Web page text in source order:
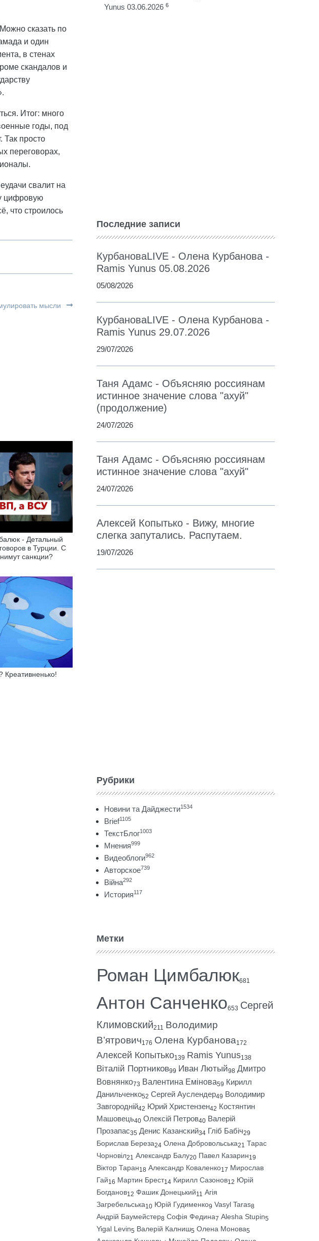
сказать по
и один
в стенах
скандалов и
Итог: много
годы, под
Так просто
переговорах,
свалит на
цифровую
что строилось
мысли
- Детальный
в Турции. С
санкции?
Креативненько!
Yunus 03.06.2026 6
Последние записи
КурбановаLIVE - Олена Курбанова -
Ramis Yunus 05.08.2026
05/08/2026
КурбановаLIVE - Олена Курбанова -
Ramis Yunus 29.07.2026
29/07/2026
Таня Адамс - Объясняю россиянам
истинное значение слова "ахуй"
(продолжение)
24/07/2026
Таня Адамс - Объясняю россиянам
истинное значение слова "ахуй"
24/07/2026
Алексей Копытько - Вижу, многие
слегка запутались. Распутаем.
19/07/2026
Рубрики
Новини та Дайджести1534
Brief1105
ТекстБлог1003
Мнения999
Видеоблоги962
Авторское739
Війна292
История117
Метки
Роман Цимбалюк681
Антон Санченко653 Сергей
Климовский211 Володимир
В’ятрович176 Олена Курбанова172
Алексей Копытько139 Ramis Yunus138
Віталій Портников99 Иван Лютый98 Дмитро
Вовнянко73 Валентина Емінова59 Кирилл
Данильченко52 Сергей Ауслендер49 Володимир
Завгородній42 Юрий Христензен42 Костянтин
Машовець40 Олексій Петров40 Валерій
Прозапас35 Денис Казанский34 Гліб Бабіч29
Борислав Береза24 Олена Добровольська21 Тарас
Чорновіл21 Александр Балу20 Павел Казарин19
Віктор Таран18 Александр Коваленко17 Мирослав
Гай16 Мартин Брест14 Кирилл Сазонов12 Юрій
Богданов12 Фашик Донецький11 Агія
Загребельська10 Юрій Гудименко9 Vasyl Taras8
Андрій Баумейстер8 Софія Федина7 Alesha Stupin5
Yigal Levin5 Валерій Калниш5 Олена Монова5